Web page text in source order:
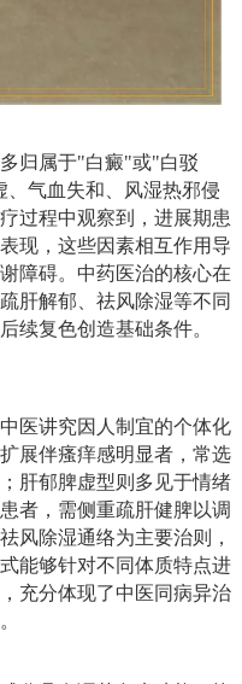
归属于"白癜"或"白驳
气血失和、风湿热邪侵
过程中观察到，进展期患
现，这些因素相互作用导
障碍。中药医治的核心在
肝解郁、祛风除湿等不同
续复色创造基础条件。
医讲究因人制宜的个体化
展伴瘙痒感明显者，常选
肝郁脾虚型则多见于情绪
者，需侧重疏肝健脾以调
风除湿通络为主要治则，
能够针对不同体质特点进
充分体现了中医同病异治